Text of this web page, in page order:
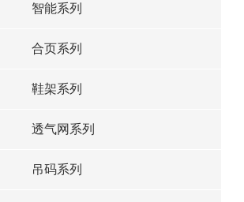
智能系列
合页系列
鞋架系列
透气网系列
吊码系列